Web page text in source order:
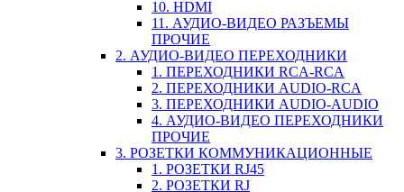
10. HDMI
11. АУДИО-ВИДЕО РАЗЪЕМЫ
ПРОЧИЕ
2. АУДИО-ВИДЕО ПЕРЕХОДНИКИ
1. ПЕРЕХОДНИКИ RCA-RCA
2. ПЕРЕХОДНИКИ AUDIO-RCA
3. ПЕРЕХОДНИКИ AUDIO-AUDIO
4. АУДИО-ВИДЕО ПЕРЕХОДНИКИ
ПРОЧИЕ
3. РОЗЕТКИ КОММУНИКАЦИОННЫЕ
1. РОЗЕТКИ RJ45
2. РОЗЕТКИ RJ